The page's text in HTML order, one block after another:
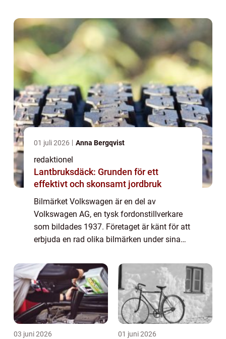
Volks...
01 juli 2026 Anna Bergqvist
redaktionel
Lantbruksdäck: Grunden för ett
effektivt och skonsamt jordbruk
Bilmärket Volkswagen är en del av
Volkswagen AG, en tysk fordonstillverkare
som bildades 1937. Företaget är känt för att
erbjuda en rad olika bilmärken under sina
utforska de olika bilmärkena som ägs av
Volks...
03 juni 2026 01 juni 2026